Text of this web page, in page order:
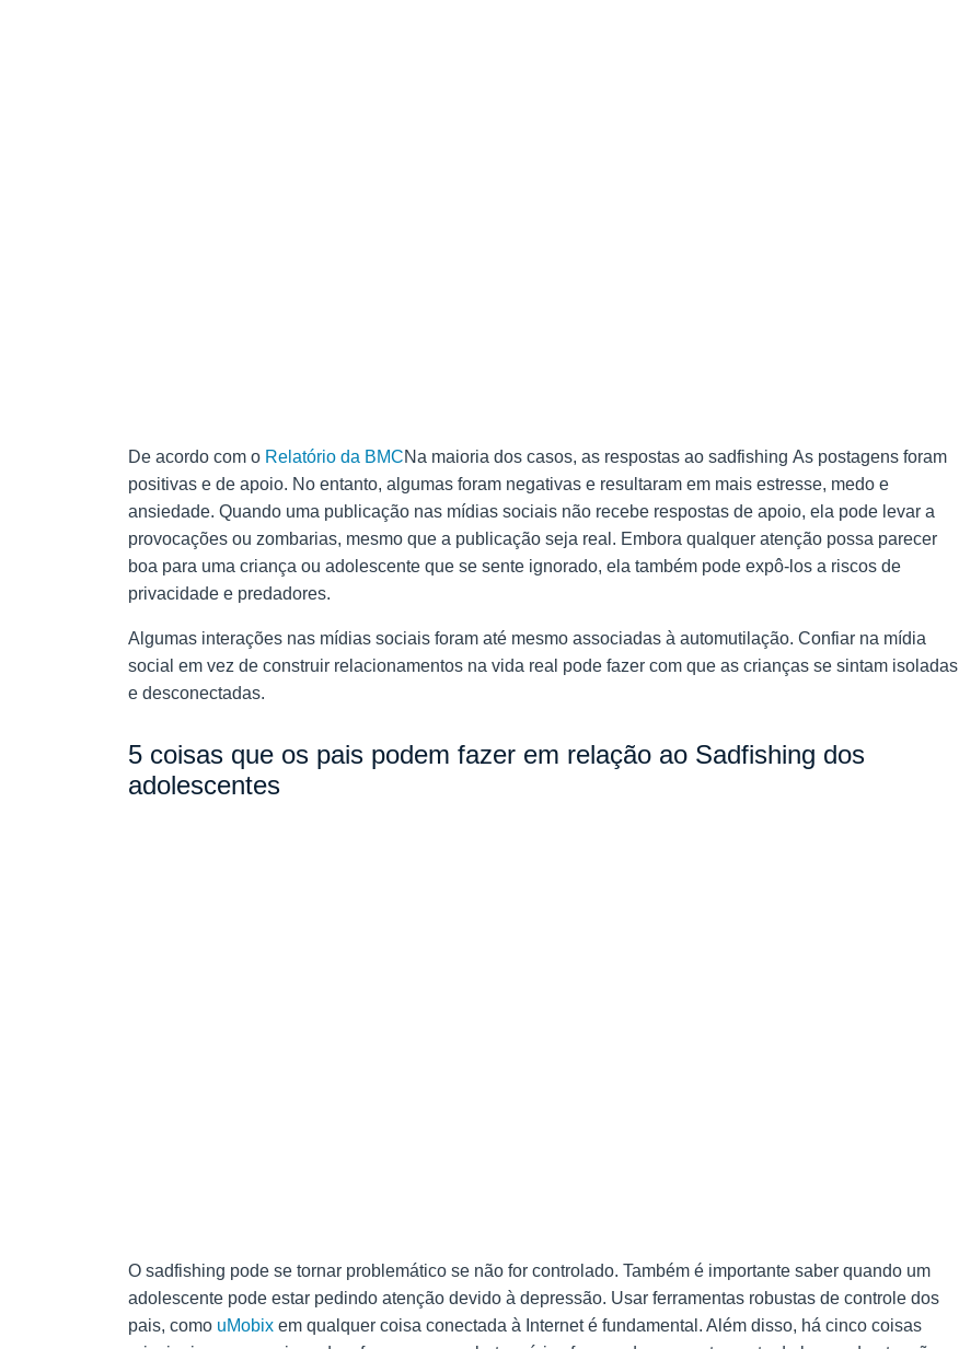
De acordo com o Relatório da BMCNa maioria dos casos, as respostas ao sadfishing As postagens foram
positivas e de apoio. No entanto, algumas foram negativas e resultaram em mais estresse, medo e
ansiedade. Quando uma publicação nas mídias sociais não recebe respostas de apoio, ela pode levar a
provocações ou zombarias, mesmo que a publicação seja real. Embora qualquer atenção possa parecer
boa para uma criança ou adolescente que se sente ignorado, ela também pode expô-los a riscos de
privacidade e predadores.
Algumas interações nas mídias sociais foram até mesmo associadas à automutilação. Confiar na mídia
social em vez de construir relacionamentos na vida real pode fazer com que as crianças se sintam isoladas
e desconectadas.
5 coisas que os pais podem fazer em relação ao Sadfishing dos
adolescentes
O sadfishing pode se tornar problemático se não for controlado. Também é importante saber quando um
adolescente pode estar pedindo atenção devido à depressão. Usar ferramentas robustas de controle dos
pais, como uMobix em qualquer coisa conectada à Internet é fundamental. Além disso, há cinco coisas